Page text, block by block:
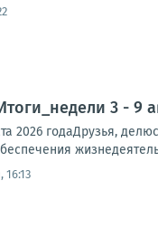
3 - 9
2026 годаДрузья,
16:13